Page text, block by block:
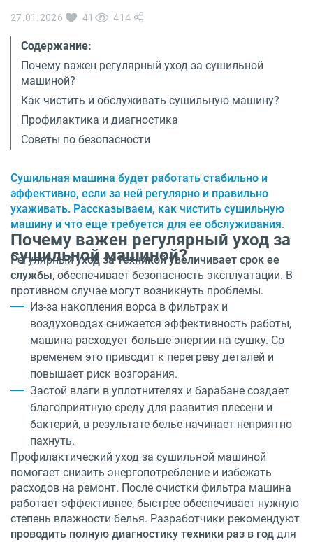
Технологии
Сервис
Вопрос-ответ
Библиотека
27.01.2026 41 414
Содержание:
Почему важен регулярный уход за сушильной
машиной?
Как чистить и обслуживать сушильную машину?
Профилактика и диагностика
Советы по безопасности
Сушильная машина будет работать стабильно и
эффективно, если за ней регулярно и правильно
ухаживать. Рассказываем, как чистить сушильную
машину и что еще требуется для ее обслуживания.
Почему важен регулярный уход за
сушильной машиной?
Регулярныйуход за техникой увеличивает срок ее
службы, обеспечивает безопасность эксплуатации. В
противном случае могут возникнуть проблемы.
Из-за накопления ворса в фильтрах и
воздуховодах снижается эффективность работы,
машина расходует больше энергии на сушку. Со
временем это приводит к перегреву деталей и
повышает риск возгорания.
Застой влаги в уплотнителях и барабане создает
благоприятную среду для развития плесени и
бактерий, в результате белье начинает неприятно
пахнуть.
Профилактический уход за сушильной машиной
помогает снизить энергопотребление и избежать
расходов на ремонт. После очистки фильтра машина
работает эффективнее, быстрее обеспечивает нужную
степень влажности белья. Разработчики рекомендуют
проводить полную диагностику техники раз в год для